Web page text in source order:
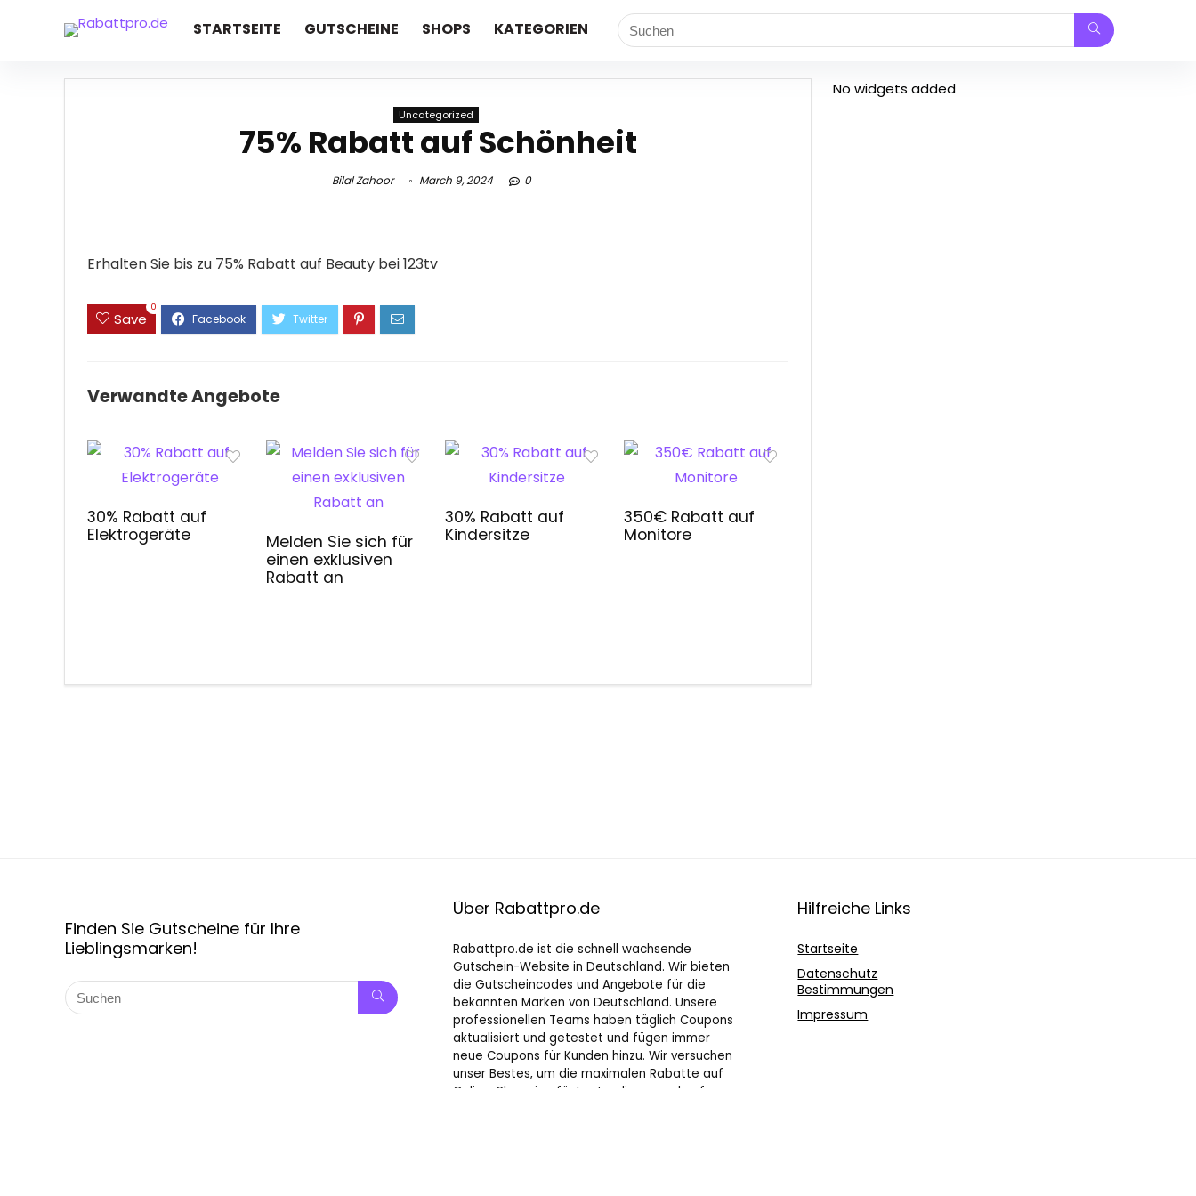
STARTSEITE GUTSCHEINE SHOPS KATEGORIEN
Uncategorized
75% Rabatt auf Schönheit
Bilal Zahoor March 9, 2024 0
Erhalten Sie bis zu 75% Rabatt auf Beauty bei 123tv
Save
0
Verwandte Angebote
30% Rabatt auf
Elektrogeräte
Melden Sie sich für
einen exklusiven
Rabatt an
30% Rabatt auf
Kindersitze
350€ Rabatt auf
Monitore
No widgets added
Finden Sie Gutscheine für Ihre
Lieblingsmarken!
Über Rabattpro.de
Rabattpro.de ist die schnell wachsende
Gutschein-Website in Deutschland. Wir bieten
die Gutscheincodes und Angebote für die
bekannten Marken von Deutschland. Unsere
professionellen Teams haben täglich Coupons
aktualisiert und getestet und fügen immer
neue Coupons für Kunden hinzu. Wir versuchen
unser Bestes, um die maximalen Rabatte auf
Online-Shopping für Leute, die gerne kaufen, zu
Hilfreiche Links
Startseite
Datenschutz
Bestimmungen
Impressum